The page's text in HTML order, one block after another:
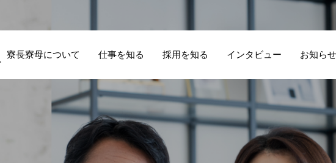
寮長寮母について 仕事を知る 採用を知る インタビュー お知らせ
学生一人ひとりの
生活を支える仕
新
寮長寮母 お仕事
オンライン説明
住み込みの仕事を
夫婦で始めるに
る